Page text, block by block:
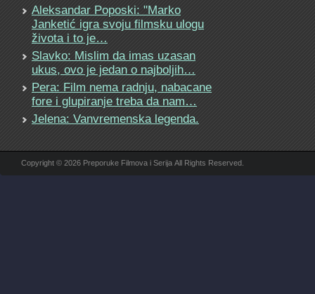
Aleksandar Poposki: "Marko
Janketić igra svoju filmsku ulogu
života i to je…
Slavko: Mislim da imas uzasan
ukus, ovo je jedan o najboljih…
Pera: Film nema radnju, nabacane
fore i glupiranje treba da nam…
Jelena: Vanvremenska legenda.
Copyright © 2026 Preporuke Filmova i Serija All Rights Reserved.